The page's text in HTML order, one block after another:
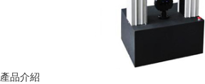
產品介紹